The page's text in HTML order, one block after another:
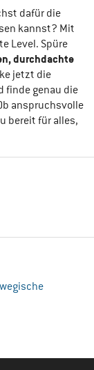
dafür die
kannst? Mit
Level. Spüre
durchdachte
jetzt die
finde genau die
anspruchsvolle
bereit für alles,